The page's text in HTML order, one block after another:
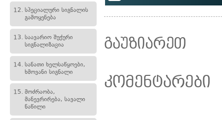
12. სპეციალური სიგნალის
გამოყენება
13. საავარიო შუქური
სიგნალიზაცია
14. სანათი ხელსაწყოები,
ხმოვანი სიგნალი
15. მოძრაობა,
მანევრირება, სავალი
ნაწილი
გაუზიარეთ
კომენტარები